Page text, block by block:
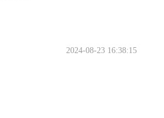
2024-08-23 16:38:15